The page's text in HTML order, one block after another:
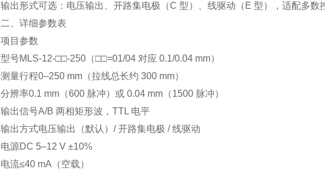
输出形式可选：电压输出、开路集电极（C 型）、线驱动（E 型），适配多数
二、详细参数表
项目 参数
型号MLS‑12‑□□‑250（□□=01/04 对应 0.1/0.04 mm）
测量行程0–250 mm（拉线总长约 300 mm）
分辨率0.1 mm（600 脉冲）或 0.04 mm（1500 脉冲）
输出信号A/B 两相矩形波，TTL 电平
输出方式电压输出（默认）/ 开路集电极 / 线驱动
电源DC 5–12 V ±10%
电流≤40 mA（空载）